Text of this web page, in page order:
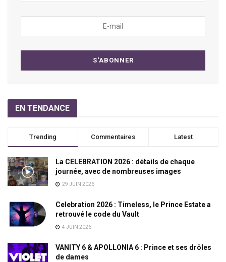
EN TENDANCE
Trending Commentaires Latest
La CELEBRATION 2026 : détails de chaque
journée, avec de nombreuses images
29 JUIN 2026
Celebration 2026 : Timeless, le Prince Estate a
retrouvé le code du Vault
4 JUIN 2026
VANITY 6 & APOLLONIA 6 : Prince et ses drôles
de dames